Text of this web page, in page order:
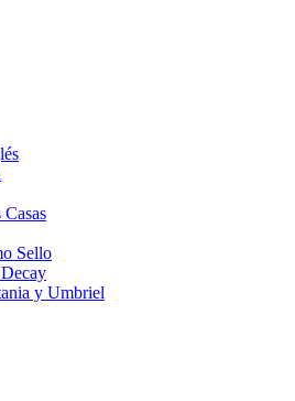
Sello
y Umbriel